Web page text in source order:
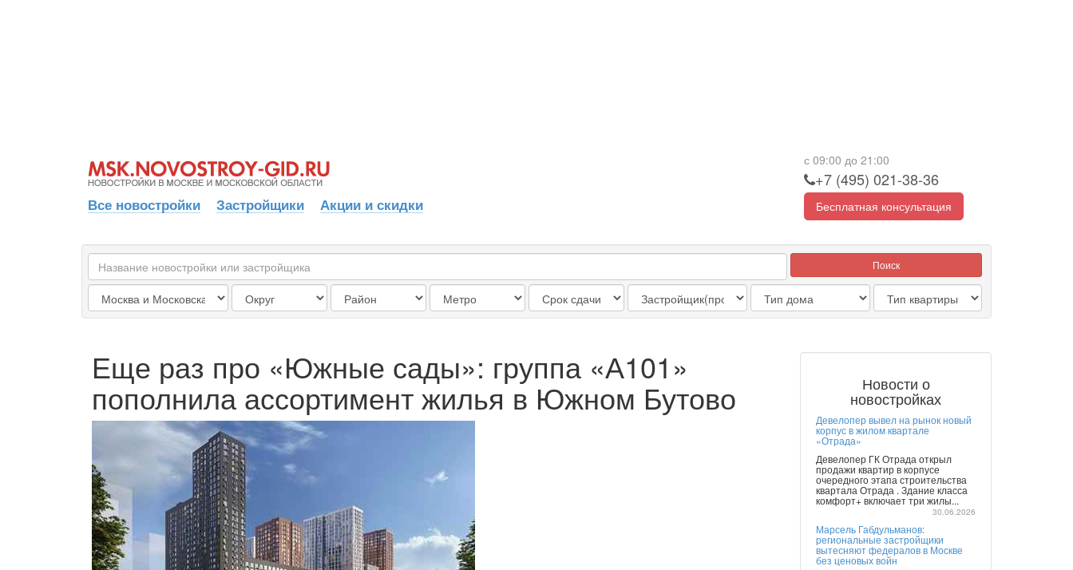
Все новостройки Застройщики Акции и скидки
с 09:00 до 21:00
+7 (495) 021-38-36
Бесплатная консультация
Поиск
Еще раз про «Южные сады»: группа «А101»
пополнила ассортимент жилья в Южном Бутово Новости о
новостройках
Девелопер вывел на рынок новый
корпус в жилом квартале
«Отрада»
Девелопер ГК Отрада открыл
продажи квартир в корпусе
очередного этапа строительства
квартала Отрада . Здание класса
комфорт+ включает три жилы...
30.06.2026
Марсель Габдульманов:
региональные застройщики
вытесняют федералов в Москве
без ценовых войн